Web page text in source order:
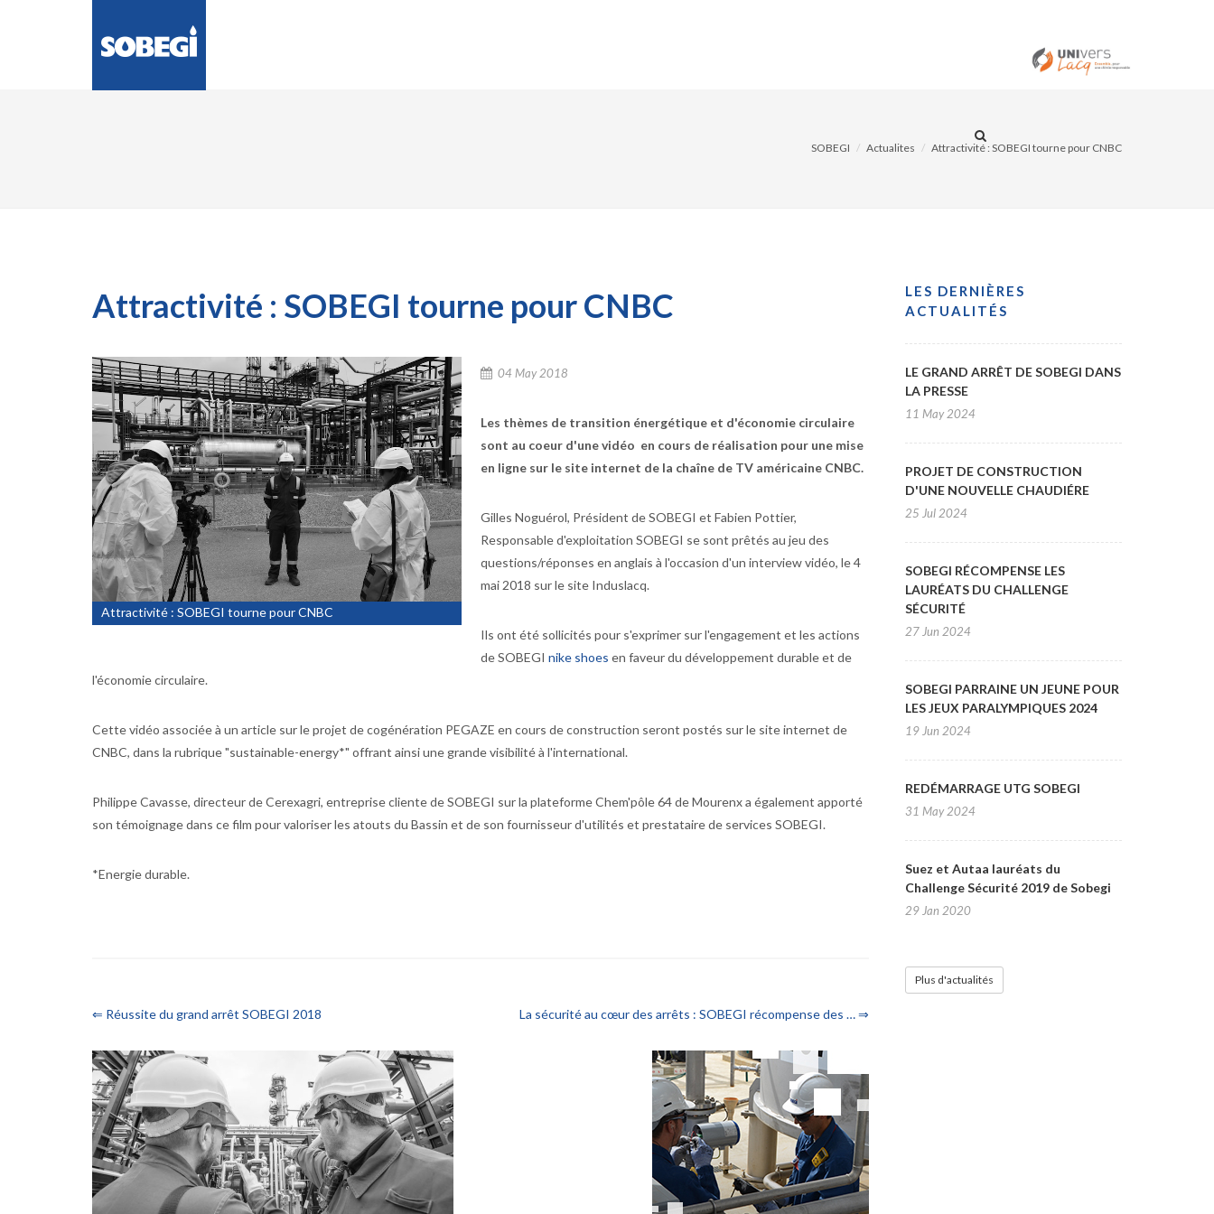
SOBEGI
Actualites Attractivité : SOBEGI tourne pour CNBC
Attractivité : SOBEGI tourne pour CNBC
04 May 2018
Attractivité : SOBEGI tourne pour CNBC
Les thèmes de transition énergétique et d'économie circulaire
sont au coeur d'une vidéo en cours de réalisation pour une mise
en ligne sur le site internet de la chaîne de TV américaine CNBC.
Gilles Noguérol, Président de SOBEGI et Fabien Pottier,
Responsable d'exploitation SOBEGI se sont prêtés au jeu des
questions/réponses en anglais à l'occasion d'un interview vidéo, le 4
mai 2018 sur le site Induslacq.
Ils ont été sollicités pour s'exprimer sur l'engagement et les actions
de SOBEGI nike shoes en faveur du développement durable et de
l'économie circulaire.
Cette vidéo associée à un article sur le projet de cogénération PEGAZE en cours de construction seront postés sur le site internet de
CNBC, dans la rubrique "sustainable-energy*" offrant ainsi une grande visibilité à l'international.
Philippe Cavasse, directeur de Cerexagri, entreprise cliente de SOBEGI sur la plateforme Chem'pôle 64 de Mourenx a également apporté
son témoignage dans ce film pour valoriser les atouts du Bassin et de son fournisseur d'utilités et prestataire de services SOBEGI.
*Energie durable.
⇐ Réussite du grand arrêt SOBEGI 2018 La sécurité au cœur des arrêts : SOBEGI récompense des … ⇒
LES DERNIÈRES
ACTUALITÉS
LE GRAND ARRÊT DE SOBEGI DANS
LA PRESSE
11 May 2024
PROJET DE CONSTRUCTION
D'UNE NOUVELLE CHAUDIÉRE
25 Jul 2024
SOBEGI RÉCOMPENSE LES
LAURÉATS DU CHALLENGE
SÉCURITÉ
27 Jun 2024
SOBEGI PARRAINE UN JEUNE POUR
LES JEUX PARALYMPIQUES 2024
19 Jun 2024
REDÉMARRAGE UTG SOBEGI
31 May 2024
Suez et Autaa lauréats du
Challenge Sécurité 2019 de Sobegi
29 Jan 2020
Plus d'actualités